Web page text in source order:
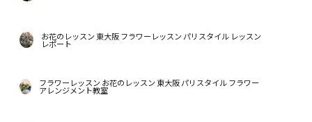
お花のレッスン 東大阪 フラワーレッスン パリスタイル レッスン
レポート
フラワーレッスン お花のレッスン 東大阪 パリスタイル フラワー
アレンジメント教室